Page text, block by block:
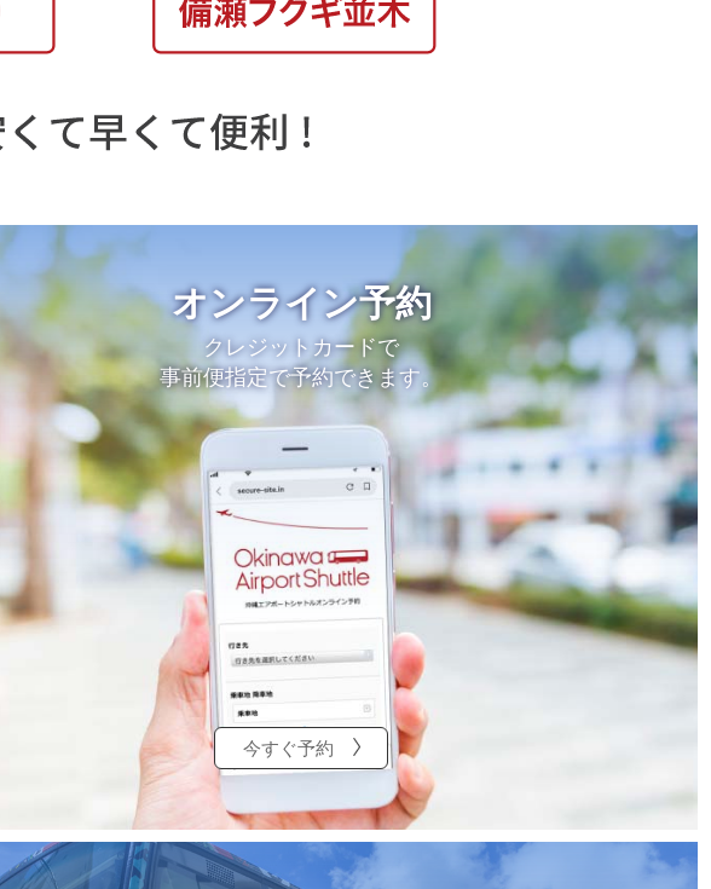
オンライン予約
クレジットカードで
事前便指定で予約できます。
今すぐ予約